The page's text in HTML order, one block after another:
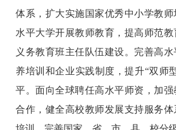
体系，扩大实施国家优秀中小学教
水平大学开展教师教育，提高师范
义务教育班主任队伍建设。完善高
养培训和企业实践制度，提升“双师
平。面向全球聘任高水平师资，加
合作，健全高校教师发展支持服务